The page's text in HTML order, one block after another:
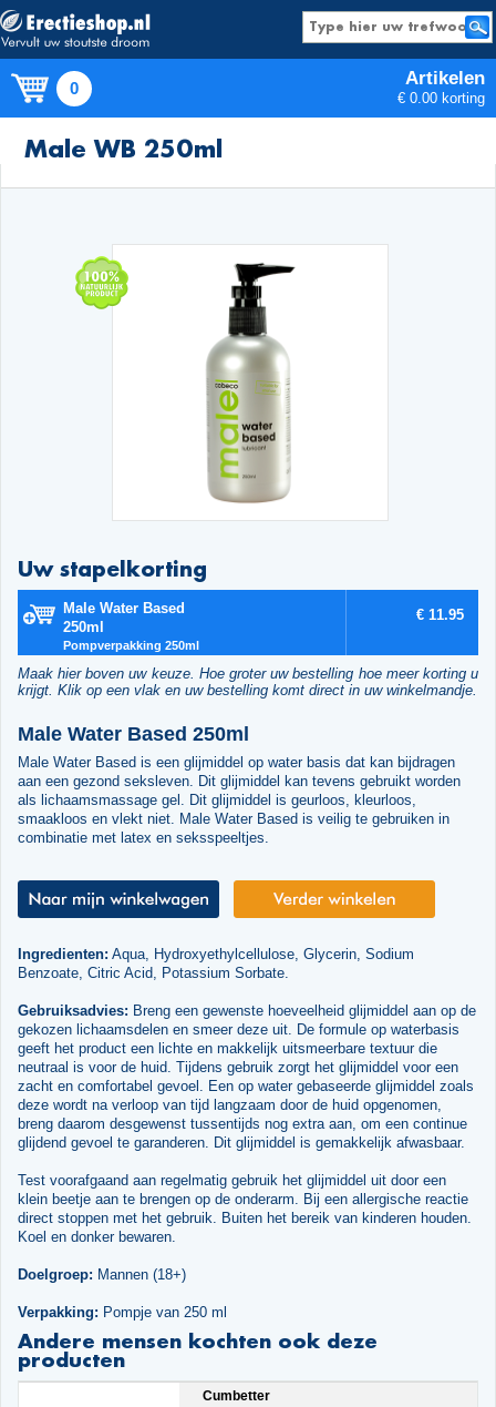
0 Artikelen
€ 0.00 korting
Producten
Male WB 250ml
Uw stapelkorting
Male Water Based
250ml
Pompverpakking 250ml
€ 11.95
Maak hier boven uw keuze. Hoe groter uw bestelling hoe meer korting u
krijgt. Klik op een vlak en uw bestelling komt direct in uw winkelmandje.
Male Water Based 250ml
Male Water Based is een glijmiddel op water basis dat kan bijdragen
aan een gezond seksleven. Dit glijmiddel kan tevens gebruikt worden
als lichaamsmassage gel. Dit glijmiddel is geurloos, kleurloos,
smaakloos en vlekt niet. Male Water Based is veilig te gebruiken in
combinatie met latex en seksspeeltjes.
Ingredienten: Aqua, Hydroxyethylcellulose, Glycerin, Sodium
Benzoate, Citric Acid, Potassium Sorbate.
Gebruiksadvies: Breng een gewenste hoeveelheid glijmiddel aan op de
gekozen lichaamsdelen en smeer deze uit. De formule op waterbasis
geeft het product een lichte en makkelijk uitsmeerbare textuur die
neutraal is voor de huid. Tijdens gebruik zorgt het glijmiddel voor een
zacht en comfortabel gevoel. Een op water gebaseerde glijmiddel zoals
deze wordt na verloop van tijd langzaam door de huid opgenomen,
breng daarom desgewenst tussentijds nog extra aan, om een continue
glijdend gevoel te garanderen. Dit glijmiddel is gemakkelijk afwasbaar.
Test voorafgaand aan regelmatig gebruik het glijmiddel uit door een
klein beetje aan te brengen op de onderarm. Bij een allergische reactie
direct stoppen met het gebruik. Buiten het bereik van kinderen houden.
Koel en donker bewaren.
Doelgroep: Mannen (18+)
Verpakking: Pompje van 250 ml
Andere mensen kochten ook deze
producten
Cumbetter